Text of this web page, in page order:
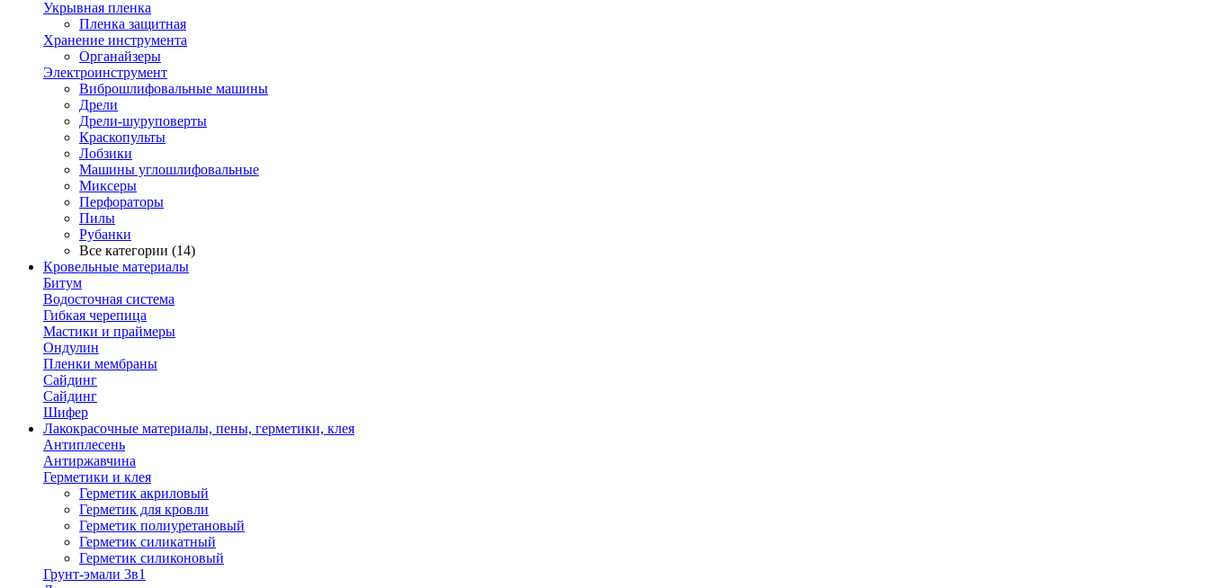
Укрывная пленка
Пленка защитная
Хранение инструмента
Органайзеры
Электроинструмент
Виброшлифовальные машины
Дрели
Дрели-шуруповерты
Краскопульты
Лобзики
Машины углошлифовальные
Миксеры
Перфораторы
Пилы
Рубанки
Все категории (14)
Кровельные материалы
Битум
Водосточная система
Гибкая черепица
Мастики и праймеры
Ондулин
Пленки мембраны
Сайдинг
Сайдинг
Шифер
Лакокрасочные материалы, пены, герметики, клея
Антиплесень
Антиржавчина
Герметики и клея
Герметик акриловый
Герметик для кровли
Герметик полиуретановый
Герметик силикатный
Герметик силиконовый
Грунт-эмали 3в1